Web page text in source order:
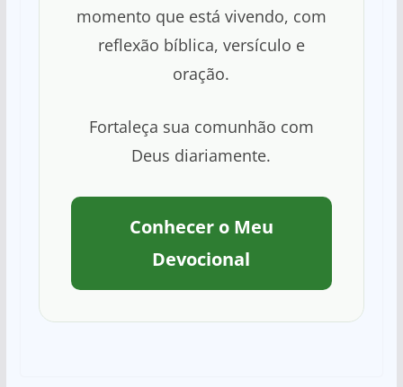
momento que está vivendo, com
reflexão bíblica, versículo e
oração.
Fortaleça sua comunhão com
Deus diariamente.
Conhecer o Meu
Devocional